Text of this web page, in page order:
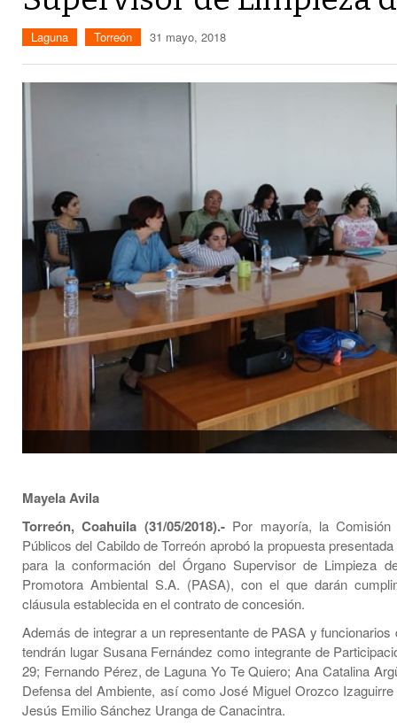
Laguna Torreón 31 mayo, 2018
Mayela Avila
Torreón, Coahuila (31/05/2018).-Por mayoría, la Comisión
Públicos del Cabildo de Torreón aprobó la propuesta
para la conformación del Órgano Supervisor de Limpieza
Promotora Ambiental S.A. (PASA), con el que darán
cláusula establecida en el contrato de concesión.
Además de integrar a un representante de PASA y funcionarios
tendrán lugar Susana Fernández como integrante de
29; Fernando Pérez, de Laguna Yo Te Quiero; Ana Catalina
Defensa del Ambiente, así como José Miguel Orozco
Jesús Emilio Sánchez Uranga de Canacintra.